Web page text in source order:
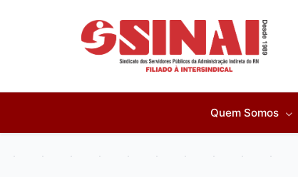
Quem Somos